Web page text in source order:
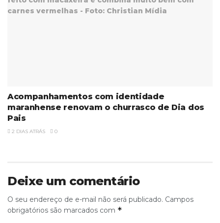
Acompanhamentos com identidade
maranhense renovam o churrasco de Dia dos
Pais
2 DIAS ATRÁS 0
Deixe um comentário
O seu endereço de e-mail não será publicado. Campos
obrigatórios são marcados com *